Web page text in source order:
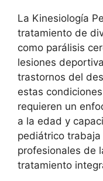
La Kinesiología
tratamiento de
como parálisis
lesiones
trastornos del
estas
requieren un
a la edad y
pediátrico
profesionales de
tratamiento